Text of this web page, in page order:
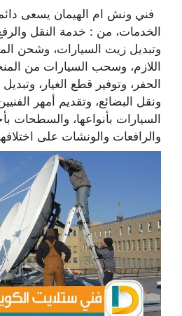
فني ونش ام الهيمان يسعى
الخدمات، من : خدمة النقل
وتبديل زيت السيارات، وشحن
اللازم، وسحب السيارات من
الحفر، وتوفير قطع الغيار،
ونقل البضائع، وتقديم أمهر
السيارات بأنواعها، والسطحات
والرافعات والونشات على